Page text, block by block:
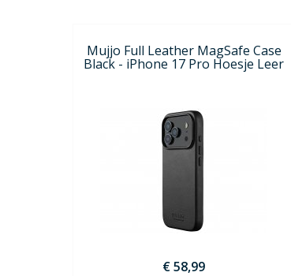
Mujjo Full Leather MagSafe Case
Black - iPhone 17 Pro Hoesje Leer
€ 58,99